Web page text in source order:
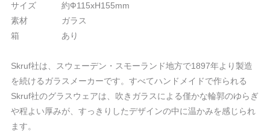
サイズ 約Ф115xH155mm
素材 ガラス
箱 あり
Skruf社は、スウェーデン・スモーランド地方で1897年より製造
を続けるガラスメーカーです。すべてハンドメイドで作られる
Skruf社のグラスウェアは、吹きガラスによる僅かな輪郭のゆらぎ
や程よい厚みが、すっきりしたデザインの中に温かみを感じられ
ます。